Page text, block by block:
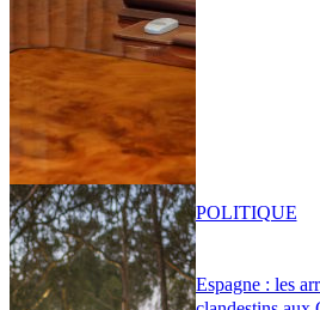
Espagne : les
POLITIQUE